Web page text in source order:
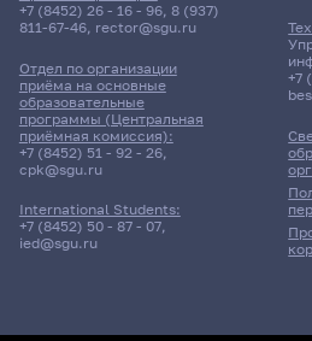
+7 (8452) 26 - 16 - 96, 8 (937)
811-67-46, rector@sgu.ru
Отдел по организации
приёма на основные
образовательные
программы (Центральная
приёмная комиссия):
+7 (8452) 51 - 92 - 26,
cpk@sgu.ru
International Students:
+7 (8452) 50 - 87 - 07,
ied@sgu.ru
+7